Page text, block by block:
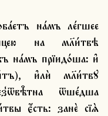
на мл҃и́твѣ
на́мъ прїидо́ша: и҆
и҆лѝ мл҃и́твꙋ
ѿше́дша
є҆́сть: занѐ сїѧ̀